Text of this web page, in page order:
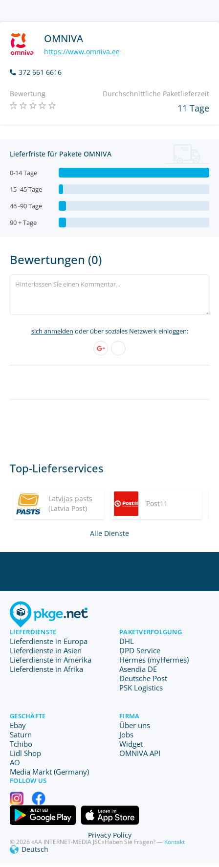
OMNIVA
https://www.omniva.ee
372 661 6616
Bewertung Durchschnittliche Paketlieferzeit
11 Tage
Lieferfriste für Pakete OMNIVA
0-14 Tage
15 -45 Tage
46 -90 Tage
90 + Tage
Bewertungen (0)
sich anmelden oder über soziales Netzwerk einloggen:
Top-Lieferservices
Latvijas pasts
(Latvia Post)
Post11
Alle Dienste
LIEFERDIENSTE
Lieferdienste in Europa
Lieferdienste in Asien
Lieferdienste in Amerika
Lieferdienste in Afrika
PAKETVERFOLGUNG
DHL
DPD Service
Hermes (myHermes)
Asendia DE
Deutsche Post
PSK Logistics
GESCHÄFTE
Ebay
Saturn
Tchibo
Lidl Shop
AO
Media Markt (Germany)
FIRMA
Über uns
Jobs
Widget
OMNIVA API
FOLLOW US
© 2026 «AA INTERNET-MEDIA JSC»Haben Sie Fragen? — Kontakt
Deutsch
Privacy Policy